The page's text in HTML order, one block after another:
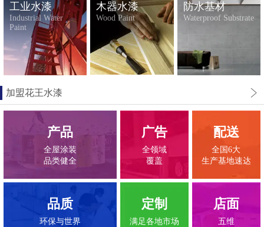
工业水漆
Industrial Water
Paint
木器水漆
Wood Paint
防水基材
Waterproof Substrate
加盟花王水漆
产品
全屋涂装
品类健全
广告
全领域
覆盖
配送
全国6大
生产基地速达
品质
环保与世界
定制
满足各地市场
店面
五维